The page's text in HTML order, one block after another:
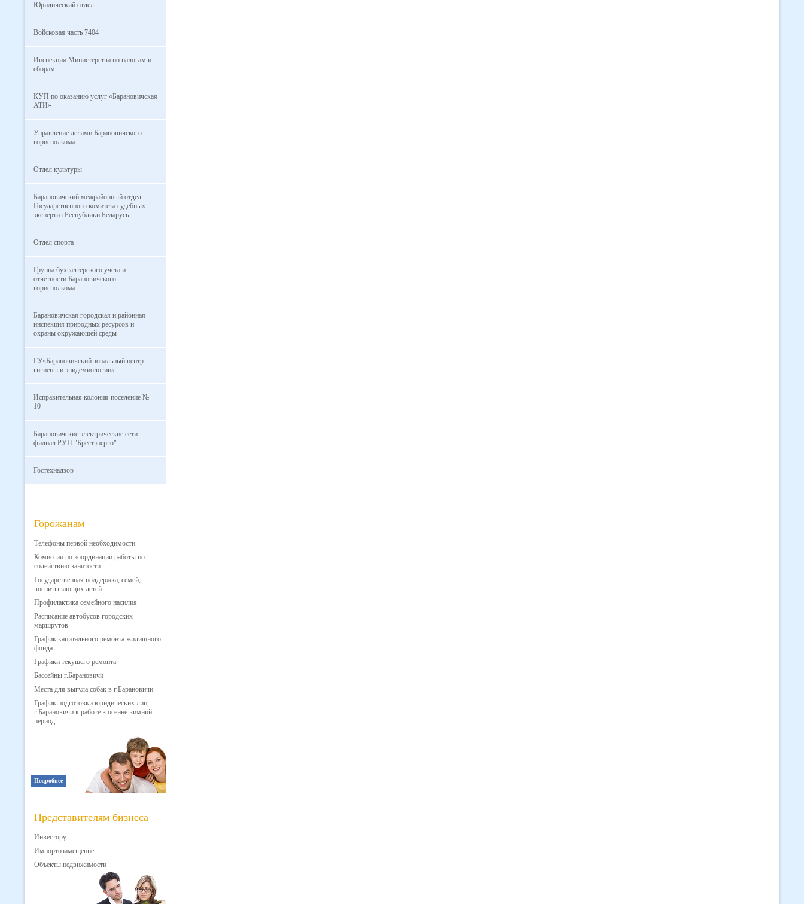
Юридический отдел
Войсковая часть 7404
Инспекция Министерства по налогам и
сборам
КУП по оказанию услуг «Барановичская
АТИ»
Управление делами Барановичского
горисполкома
Отдел культуры
Барановичский межрайонный отдел
Государственного комитета судебных
экспертиз Республики Беларусь
Отдел спорта
Группа бухгалтерского учета и
отчетности Барановичского
горисполкома
Барановичская городская и районная
инспекция природных ресурсов и
охраны окружающей среды
ГУ«Барановичский зональный центр
гигиены и эпидемиологии»
Исправительная колония-поселение №
10
Барановичские электрические сети
филиал РУП "Брестэнерго"
Гостехнадзор
Горожанам
Телефоны первой необходимости
Комиссия по координации работы по
содействию занятости
Государственная поддержка, семей,
воспитывающих детей
Профилактика семейного насилия
Расписание автобусов городских
маршрутов
График капитального ремонта жилищного
фонда
Графики текущего ремонта
Бассейны г.Барановичи
Места для выгула собак в г.Барановичи
График подготовки юридических лиц
г.Барановичи к работе в осенне-зимний
период
Подробнее
Представителям бизнеса
Инвестору
Импортозамещение
Объекты недвижимости